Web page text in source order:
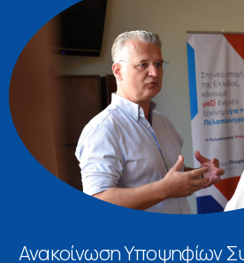
Ανακοίνωση Υποψηφίων